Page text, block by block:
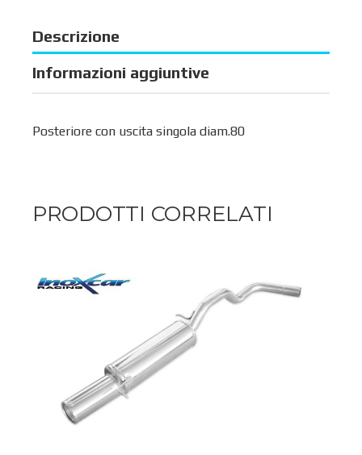
Descrizione
Informazioni aggiuntive
Posteriore con uscita singola diam.80
PRODOTTI CORRELATI